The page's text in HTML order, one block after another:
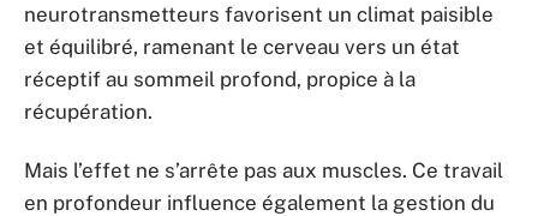
neurotransmetteurs favorisent un climat paisible
et équilibré, ramenant le cerveau vers un état
réceptif au sommeil profond, propice à la
récupération.
Mais l’effet ne s’arrête pas aux muscles. Ce travail
en profondeur influence également la gestion du